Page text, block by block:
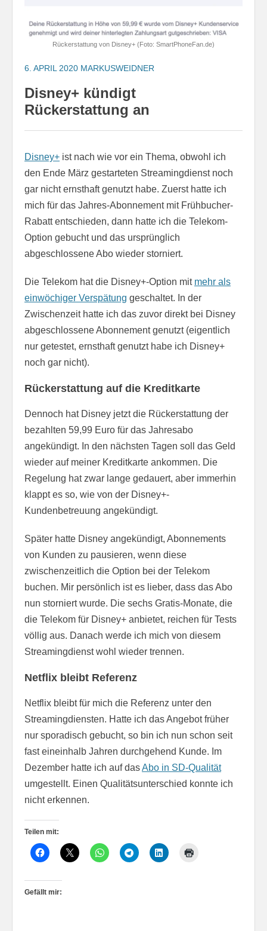
Rückerstattung von Disney+ (Foto: SmartPhoneFan.de)
6. APRIL 2020 MARKUSWEIDNER
Disney+ kündigt
Rückerstattung an
Disney+ ist nach wie vor ein Thema, obwohl ich
den Ende März gestarteten Streamingdienst noch
gar nicht ernsthaft genutzt habe. Zuerst hatte ich
mich für das Jahres-Abonnement mit Frühbucher-
Rabatt entschieden, dann hatte ich die Telekom-
Option gebucht und das ursprünglich
abgeschlossene Abo wieder storniert.
Die Telekom hat die Disney+-Option mit mehr als
einwöchiger Verspätung geschaltet. In der
Zwischenzeit hatte ich das zuvor direkt bei Disney
abgeschlossene Abonnement genutzt (eigentlich
nur getestet, ernsthaft genutzt habe ich Disney+
noch gar nicht).
Rückerstattung auf die Kreditkarte
Dennoch hat Disney jetzt die Rückerstattung der
bezahlten 59,99 Euro für das Jahresabo
angekündigt. In den nächsten Tagen soll das Geld
wieder auf meiner Kreditkarte ankommen. Die
Regelung hat zwar lange gedauert, aber immerhin
klappt es so, wie von der Disney+-
Kundenbetreuung angekündigt.
Später hatte Disney angekündigt, Abonnements
von Kunden zu pausieren, wenn diese
zwischenzeitlich die Option bei der Telekom
buchen. Mir persönlich ist es lieber, dass das Abo
nun storniert wurde. Die sechs Gratis-Monate, die
die Telekom für Disney+ anbietet, reichen für Tests
völlig aus. Danach werde ich mich von diesem
Streamingdienst wohl wieder trennen.
Netflix bleibt Referenz
Netflix bleibt für mich die Referenz unter den
Streamingdiensten. Hatte ich das Angebot früher
nur sporadisch gebucht, so bin ich nun schon seit
fast eineinhalb Jahren durchgehend Kunde. Im
Dezember hatte ich auf dasAbo in SD-Qualität
umgestellt. Einen Qualitätsunterschied konnte ich
nicht erkennen.
Teilen mit:
Gefällt mir: